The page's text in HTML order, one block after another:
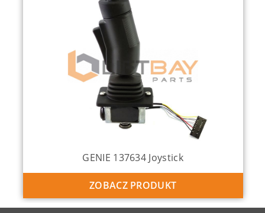
GENIE 137634 Joystick
ZOBACZ PRODUKT